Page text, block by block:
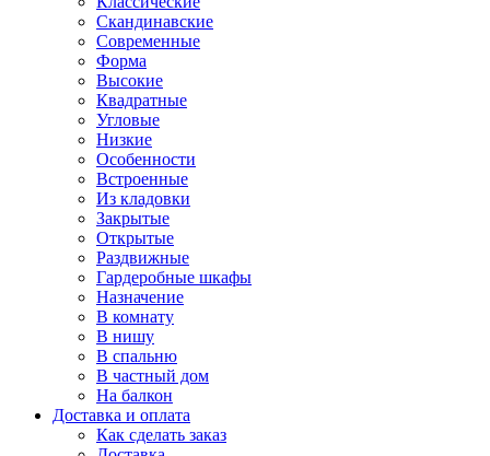
Скандинавские
Современные
Форма
Высокие
Квадратные
Угловые
Низкие
Особенности
Встроенные
Из кладовки
Закрытые
Открытые
Раздвижные
Гардеробные шкафы
Назначение
В комнату
В нишу
В спальню
В частный дом
На балкон
Доставка и оплата
Как сделать заказ